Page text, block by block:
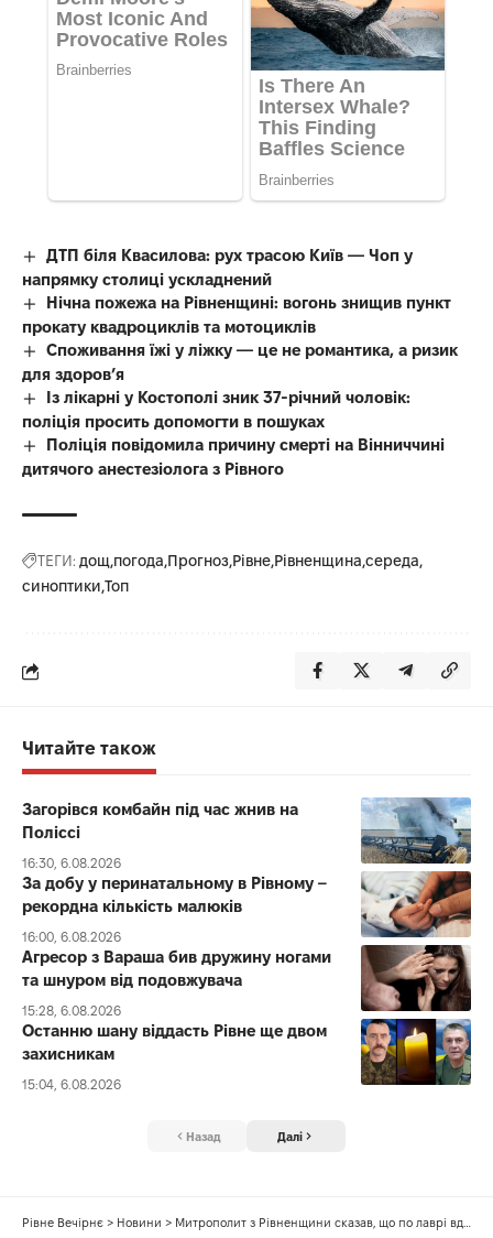
ДТП біля Квасилова: рух трасою Київ — Чоп у
напрямку столиці ускладнений
Нічна пожежа на Рівненщині: вогонь знищив пункт
прокату квадроциклів та мотоциклів
Споживання їжі у ліжку — це не романтика, а ризик
для здоров’я
Із лікарні у Костополі зник 37-річний чоловік:
поліція просить допомогти в пошуках
Поліція повідомила причину смерті на Вінниччині
дитячого анестезіолога з Рівного
ТЕГИ: дощ погода Прогноз Рівне Рівненщина середа
синоптики Топ
Читайте також
Загорівся комбайн під час жнив на
Поліссі
16:30, 6.08.2026
За добу у перинатальному в Рівному –
рекордна кількість малюків
16:00, 6.08.2026
Агресор з Вараша бив дружину ногами
та шнуром від подовжувача
15:28, 6.08.2026
Останню шану віддасть Рівне ще двом
захисникам
15:04, 6.08.2026
Назад Далі
Рівне Вечірнє > Новини > Митрополит з Рівненщини сказав, що по лаврі вдарили «сили зла» і не згадав Росію